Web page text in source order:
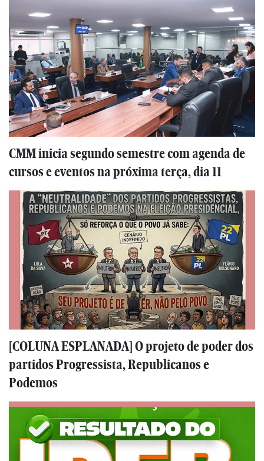
CMM inicia segundo semestre com agenda de
cursos e eventos na próxima terça, dia 11
[COLUNA ESPLANADA] O projeto de poder dos
partidos Progressista, Republicanos e
Podemos